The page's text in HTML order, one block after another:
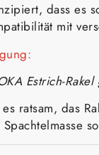
dass es
mit
Estrich-
ratsam, das